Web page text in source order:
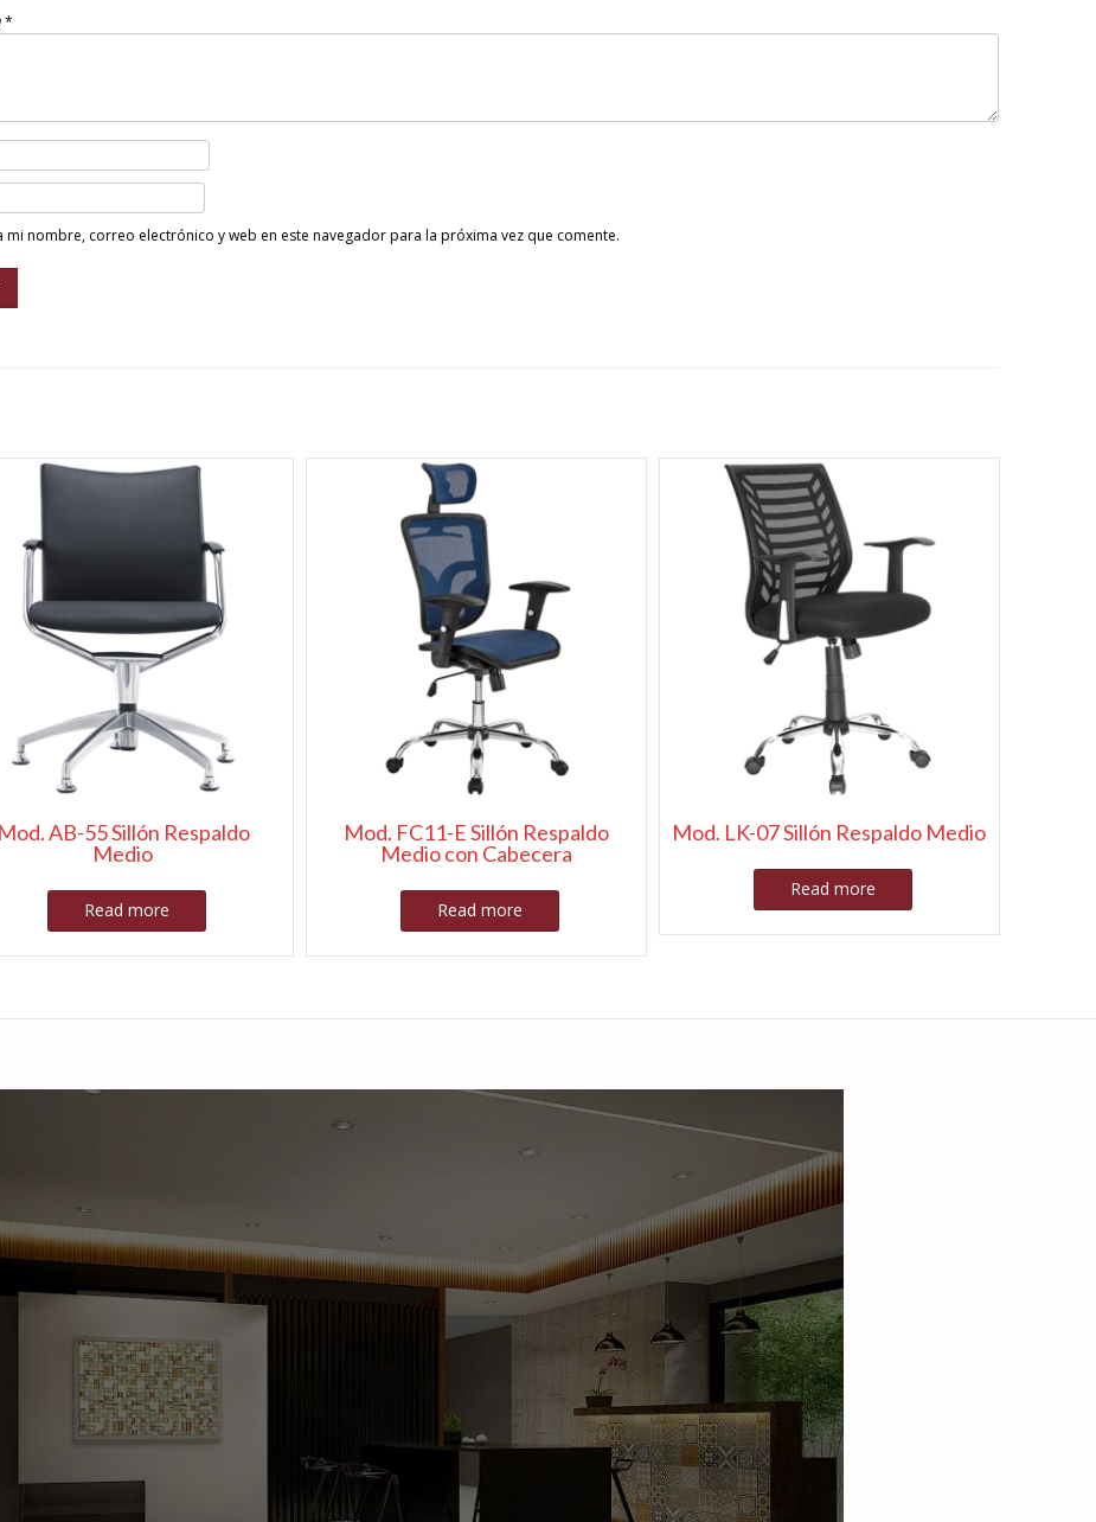
*
mi nombre, correo electrónico y web en este navegador para la próxima vez que comente.
Mod. AB-55 Sillón Respaldo
Medio
Read more
Mod. FC11-E Sillón Respaldo
Medio con Cabecera
Read more
Mod. LK-07 Sillón Respaldo Medio
Read more